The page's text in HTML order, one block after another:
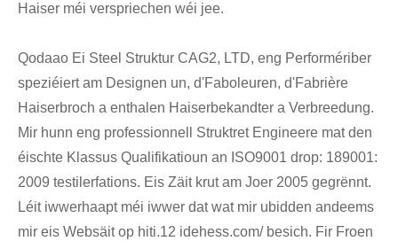
Haiser méi verspriechen wéi jee.
Qodaao Ei Steel Struktur CAG2, LTD, eng Performériber
speziéiert am Designen un, d'Faboleuren, d'Fabrière
Haiserbroch a enthalen Haiserbekandter a Verbreedung.
Mir hunn eng professionnell Struktret Engineere mat den
éischte Klassus Qualifikatioun an ISO9001 drop: 189001:
2009 testilerfations. Eis Zäit krut am Joer 2005 gegrënnt.
Léit iwwerhaapt méi iwwer dat wat mir ubidden andeems
mir eis Websäit op hiti.12 idehess.com/ besich. Fir Froen